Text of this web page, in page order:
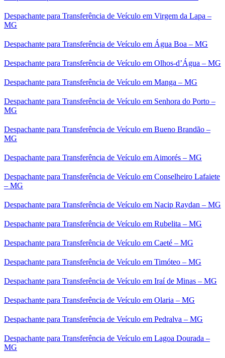
Despachante para Transferência de Veículo em Virgem da Lapa –
MG
Despachante para Transferência de Veículo em Água Boa – MG
Despachante para Transferência de Veículo em Olhos-d’Água – MG
Despachante para Transferência de Veículo em Manga – MG
Despachante para Transferência de Veículo em Senhora do Porto –
MG
Despachante para Transferência de Veículo em Bueno Brandão –
MG
Despachante para Transferência de Veículo em Aimorés – MG
Despachante para Transferência de Veículo em Conselheiro Lafaiete
– MG
Despachante para Transferência de Veículo em Nacip Raydan – MG
Despachante para Transferência de Veículo em Rubelita – MG
Despachante para Transferência de Veículo em Caeté – MG
Despachante para Transferência de Veículo em Timóteo – MG
Despachante para Transferência de Veículo em Iraí de Minas – MG
Despachante para Transferência de Veículo em Olaria – MG
Despachante para Transferência de Veículo em Pedralva – MG
Despachante para Transferência de Veículo em Lagoa Dourada –
MG